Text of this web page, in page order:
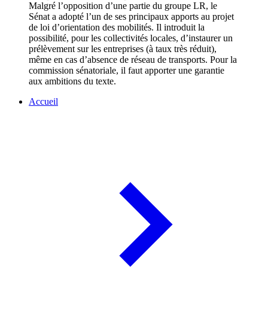
Malgré l’opposition d’une partie du groupe LR, le
Sénat a adopté l’un de ses principaux apports au projet
de loi d’orientation des mobilités. Il introduit la
possibilité, pour les collectivités locales, d’instaurer un
prélèvement sur les entreprises (à taux très réduit),
même en cas d’absence de réseau de transports. Pour la
commission sénatoriale, il faut apporter une garantie
aux ambitions du texte.
Accueil